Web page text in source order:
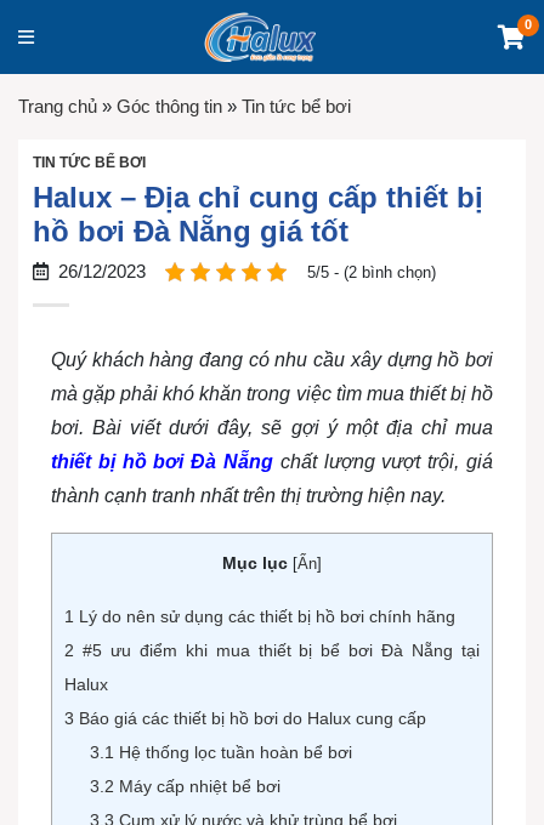
0
Trang chủ » Góc thông tin » Tin tức bể bơi
TIN TỨC BỂ BƠI
Halux – Địa chỉ cung cấp thiết bị
hồ bơi Đà Nẵng giá tốt
26/12/2023 5/5 - (2 bình chọn)
Quý khách hàng đang có nhu cầu xây dựng hồ bơi
mà gặp phải khó khăn trong việc tìm mua thiết bị hồ
bơi. Bài viết dưới đây, sẽ gợi ý một địa chỉ mua
thiết bị hồ bơi Đà Nẵng chất lượng vượt trội, giá
thành cạnh tranh nhất trên thị trường hiện nay.
Mục lục [Ẩn]
1 Lý do nên sử dụng các thiết bị hồ bơi chính hãng
2 #5 ưu điểm khi mua thiết bị bể bơi Đà Nẵng tại
Halux
3 Báo giá các thiết bị hồ bơi do Halux cung cấp
3.1 Hệ thống lọc tuần hoàn bể bơi
3.2 Máy cấp nhiệt bể bơi
3.3 Cụm xử lý nước và khử trùng bể bơi